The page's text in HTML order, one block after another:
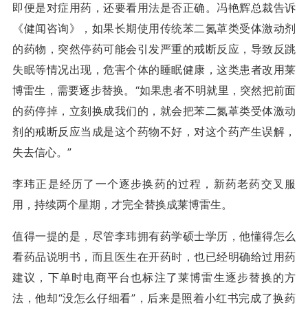
即便是对症用药，还要看用法是否正确。冯艳辉总裁告诉
《健闻咨询》，如果长期使用传统苯二氮䓬类受体激动剂
的药物，突然停药可能会引发严重的戒断反应，导致反跳
失眠等情况出现，危害个体的睡眠健康，这类患者改用莱
博雷生，需要逐步替换。“如果患者不明就里，突然把前面
的药停掉，立刻换成我们的，就会把苯二氮䓬类受体激动
剂的戒断反应当成是这个药物不好，对这个药产生误解，
失去信心。”
李玮正是经历了一个逐步换药的过程，新药老药交叉服
用，持续两个星期，才完全替换成莱博雷生。
值得一提的是，尽管李玮拥有药学硕士学历，他懂得怎么
看药品说明书，而且医生在开药时，也已经明确给过用药
建议，下单时电商平台也标注了莱博雷生逐步替换的方
法，他却“没怎么仔细看”，后来是照着小红书完成了换药